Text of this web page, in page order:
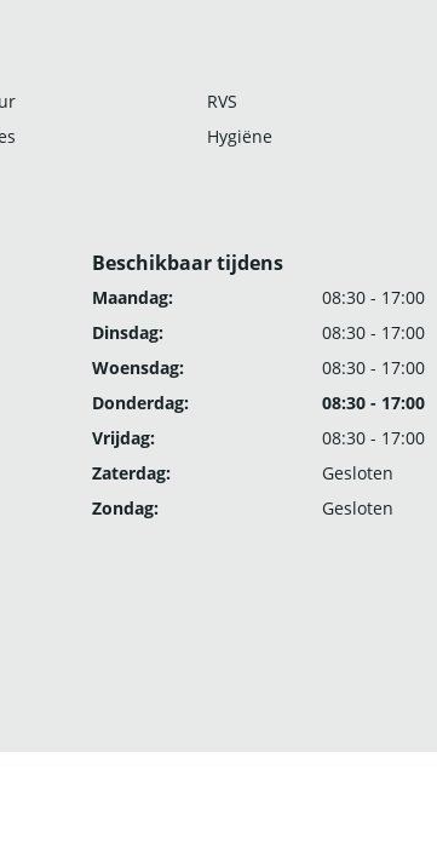
RVS
Hygiëne
Beschikbaar tijdens
Maandag:
08:30 - 17:00
Dinsdag:
08:30 - 17:00
Woensdag:
08:30 - 17:00
Donderdag:
08:30 - 17:00
Vrijdag:
08:30 - 17:00
Zaterdag:
Gesloten
Zondag:
Gesloten